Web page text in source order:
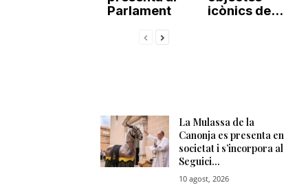
Parlament
icònics de...